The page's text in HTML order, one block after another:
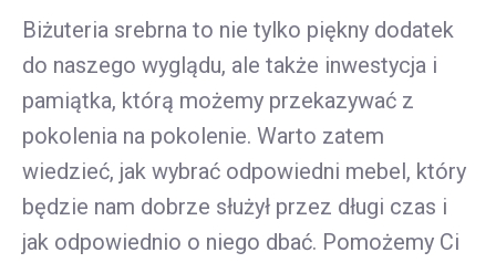
Biżuteria srebrna to nie tylko piękny dodatek
do naszego wyglądu, ale także inwestycja i
pamiątka, którą możemy przekazywać z
pokolenia na pokolenie. Warto zatem
wiedzieć, jak wybrać odpowiedni mebel, który
będzie nam dobrze służył przez długi czas i
jak odpowiednio o niego dbać. Pomożemy Ci